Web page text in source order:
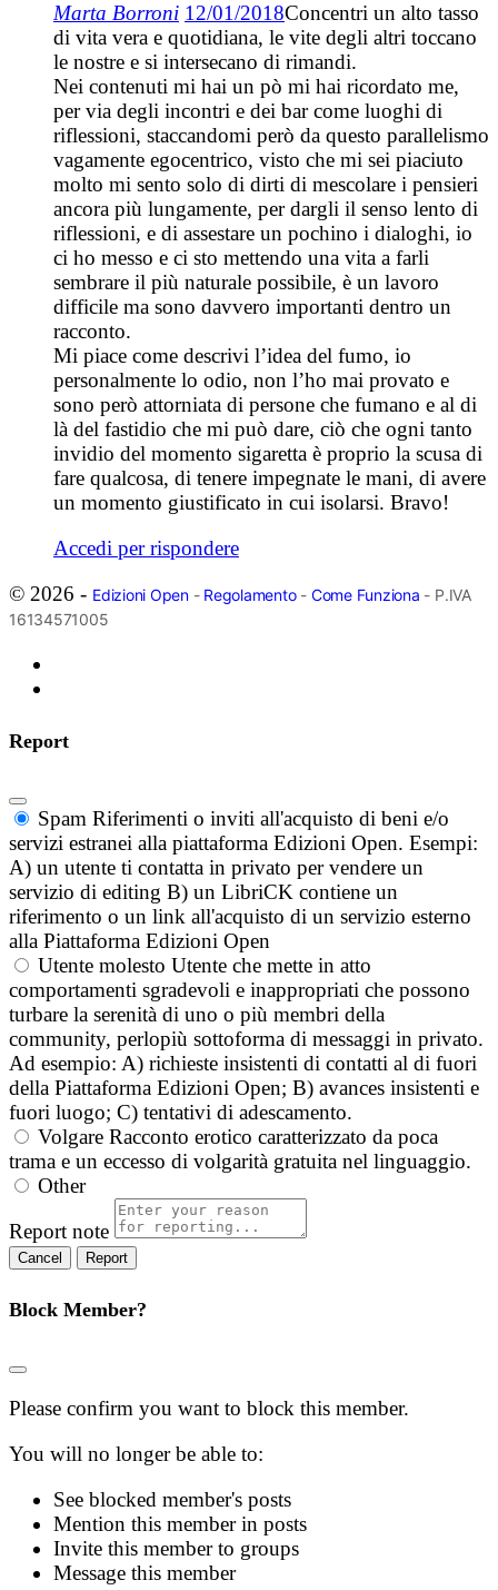
Marta Borroni 12/01/2018Concentri un alto tasso
di vita vera e quotidiana, le vite degli altri toccano
le nostre e si intersecano di rimandi.
Nei contenuti mi hai un pò mi hai ricordato me,
per via degli incontri e dei bar come luoghi di
riflessioni, staccandomi però da questo parallelismo
vagamente egocentrico, visto che mi sei piaciuto
molto mi sento solo di dirti di mescolare i pensieri
ancora più lungamente, per dargli il senso lento di
riflessioni, e di assestare un pochino i dialoghi, io
ci ho messo e ci sto mettendo una vita a farli
sembrare il più naturale possibile, è un lavoro
difficile ma sono davvero importanti dentro un
racconto.
Mi piace come descrivi l’idea del fumo, io
personalmente lo odio, non l’ho mai provato e
sono però attorniata di persone che fumano e al di
là del fastidio che mi può dare, ciò che ogni tanto
invidio del momento sigaretta è proprio la scusa di
fare qualcosa, di tenere impegnate le mani, di avere
un momento giustificato in cui isolarsi. Bravo!
Accedi per rispondere
© 2026 - Edizioni Open- Regolamento- Come Funziona - P.IVA
16134571005
Report
Spam Riferimenti o inviti all'acquisto di beni e/o
servizi estranei alla piattaforma Edizioni Open. Esempi:
A) un utente ti contatta in privato per vendere un
servizio di editing B) un LibriCK contiene un
riferimento o un link all'acquisto di un servizio esterno
alla Piattaforma Edizioni Open
Utente molesto Utente che mette in atto
comportamenti sgradevoli e inappropriati che possono
turbare la serenità di uno o più membri della
community, perlopiù sottoforma di messaggi in privato.
Ad esempio: A) richieste insistenti di contatti al di fuori
della Piattaforma Edizioni Open; B) avances insistenti e
fuori luogo; C) tentativi di adescamento.
Volgare Racconto erotico caratterizzato da poca
trama e un eccesso di volgarità gratuita nel linguaggio.
Other
Report note
Report
Block Member?
Please confirm you want to block this member.
You will no longer be able to:
See blocked member's posts
Mention this member in posts
Invite this member to groups
Message this member